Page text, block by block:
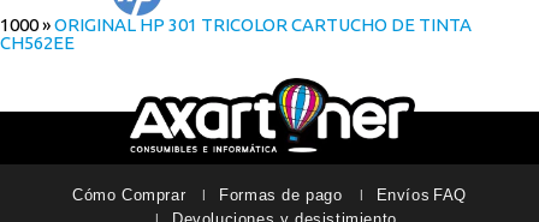
1000»ORIGINAL HP 301 TRICOLOR CARTUCHO DE TINTA
CH562EE
Cómo Comprar Formas de pago Envíos FAQ